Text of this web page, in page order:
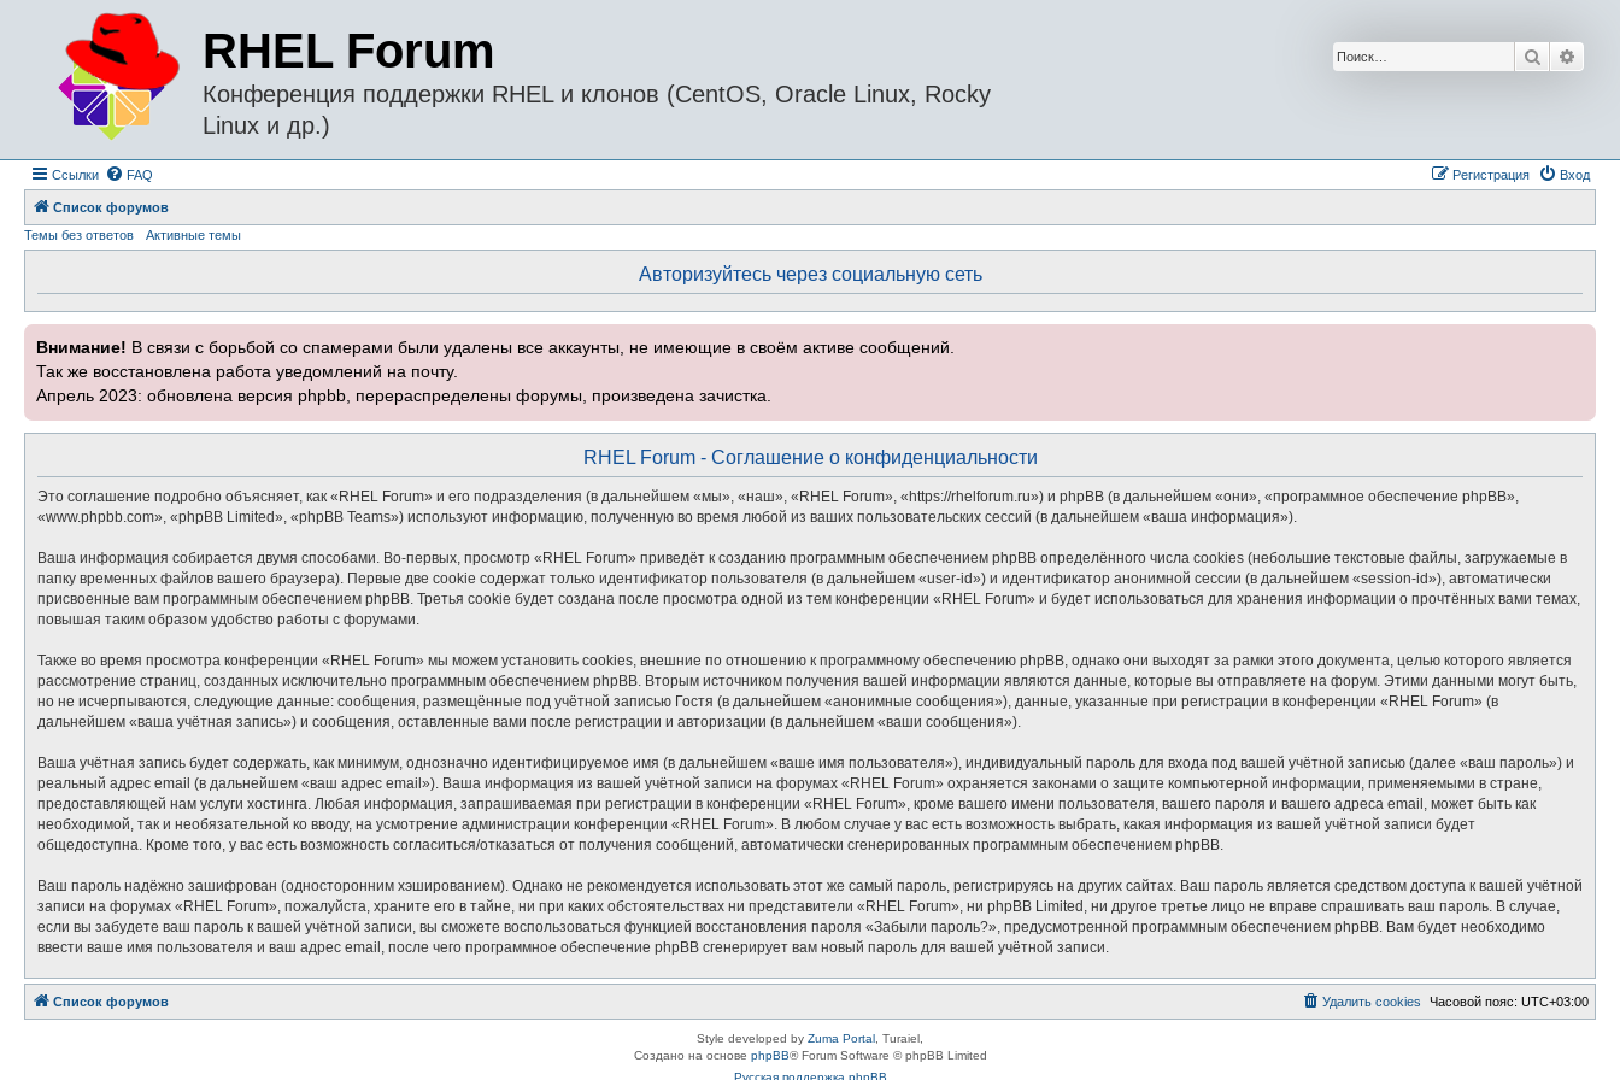
RHEL Forum
Конференция поддержки RHEL и клонов (CentOS, Oracle Linux, Rocky
Linux и др.)
Поиск
Ссылки FAQ Вход
Регистрация
Список форумов
Темы без ответов
Активные темы
Авторизуйтесь через социальную сеть
Внимание! В связи с борьбой со спамерами были удалены все аккаунты, не имеющие в своём активе сообщений.
Так же восстановлена работа уведомлений на почту.
Апрель 2023: обновлена версия phpbb, перераспределены форумы, произведена зачистка.
RHEL Forum - Соглашение о конфиденциальности
Это соглашение подробно объясняет, как «RHEL Forum» и его подразделения (в дальнейшем «мы», «наш», «RHEL Forum», «https://rhelforum.ru») и phpBB (в дальнейшем «они», «программное обеспечение phpBB»,
«www.phpbb.com», «phpBB Limited», «phpBB Teams») используют информацию, полученную во время любой из ваших пользовательских сессий (в дальнейшем «ваша информация»).
Ваша информация собирается двумя способами. Во-первых, просмотр «RHEL Forum» приведёт к созданию программным обеспечением phpBB определённого числа cookies (небольшие текстовые файлы, загружаемые в
папку временных файлов вашего браузера). Первые две cookie содержат только идентификатор пользователя (в дальнейшем «user-id») и идентификатор анонимной сессии (в дальнейшем «session-id»), автоматически
присвоенные вам программным обеспечением phpBB. Третья cookie будет создана после просмотра одной из тем конференции «RHEL Forum» и будет использоваться для хранения информации о прочтённых вами темах,
повышая таким образом удобство работы с форумами.
Также во время просмотра конференции «RHEL Forum» мы можем установить cookies, внешние по отношению к программному обеспечению phpBB, однако они выходят за рамки этого документа, целью которого является
рассмотрение страниц, созданных исключительно программным обеспечением phpBB. Вторым источником получения вашей информации являются данные, которые вы отправляете на форум. Этими данными могут быть,
но не исчерпываются, следующие данные: сообщения, размещённые под учётной записью Гостя (в дальнейшем «анонимные сообщения»), данные, указанные при регистрации в конференции «RHEL Forum» (в
дальнейшем «ваша учётная запись») и сообщения, оставленные вами после регистрации и авторизации (в дальнейшем «ваши сообщения»).
Ваша учётная запись будет содержать, как минимум, однозначно идентифицируемое имя (в дальнейшем «ваше имя пользователя»), индивидуальный пароль для входа под вашей учётной записью (далее «ваш пароль») и
реальный адрес email (в дальнейшем «ваш адрес email»). Ваша информация из вашей учётной записи на форумах «RHEL Forum» охраняется законами о защите компьютерной информации, применяемыми в стране,
предоставляющей нам услуги хостинга. Любая информация, запрашиваемая при регистрации в конференции «RHEL Forum», кроме вашего имени пользователя, вашего пароля и вашего адреса email, может быть как
необходимой, так и необязательной ко вводу, на усмотрение администрации конференции «RHEL Forum». В любом случае у вас есть возможность выбрать, какая информация из вашей учётной записи будет
общедоступна. Кроме того, у вас есть возможность согласиться/отказаться от получения сообщений, автоматически сгенерированных программным обеспечением phpBB.
Ваш пароль надёжно зашифрован (односторонним хэшированием). Однако не рекомендуется использовать этот же самый пароль, регистрируясь на других сайтах. Ваш пароль является средством доступа к вашей учётной
записи на форумах «RHEL Forum», пожалуйста, храните его в тайне, ни при каких обстоятельствах ни представители «RHEL Forum», ни phpBB Limited, ни другое третье лицо не вправе спрашивать ваш пароль. В случае,
если вы забудете ваш пароль к вашей учётной записи, вы сможете воспользоваться функцией восстановления пароля «Забыли пароль?», предусмотренной программным обеспечением phpBB. Вам будет необходимо
ввести ваше имя пользователя и ваш адрес email, после чего программное обеспечение phpBB сгенерирует вам новый пароль для вашей учётной записи.
Список форумов Часовой пояс: UTC+03:00
Удалить cookies
Style developed by Zuma Portal , Turaiel,
Создано на основе phpBB® Forum Software © phpBB Limited
Русская поддержка phpBB